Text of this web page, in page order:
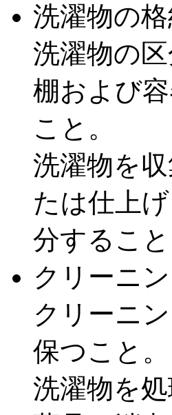
洗濯物の
洗濯物の
棚および
こと。
洗濯物を
たは仕上
分すること
クリーニ
クリーニ
保つこと。
洗濯物を